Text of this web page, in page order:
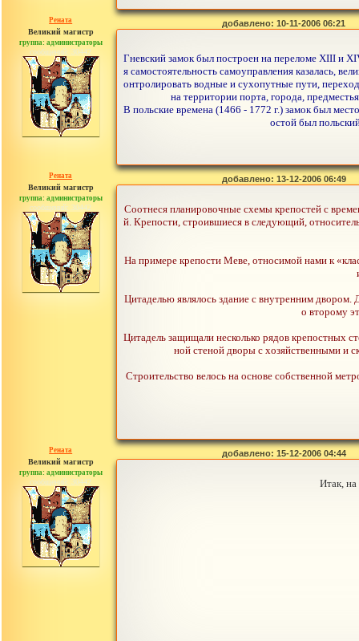
Рената
Великий магистр
группа: администраторы
сообщений: 30442
добавлено: 10-11-2006 06:21
Гневский замок был построен на переломе XIII и
я самостоятельность самоуправления казалась,
онтролировать водные и сухопутные пути,
на территории порта, города,
В польские времена (1466 - 1772 г.) замок был
остой был
Рената
Великий магистр
группа: администраторы
сообщений: 30442
добавлено: 13-12-2006 06:49
Соотнеся планировочные схемы крепостей с
й. Крепости, строившиеся в следующий,
На примере крепости Меве, относимой нами к
Цитаделью являлось здание с внутренним
о второму
Цитадель защищали несколько рядов крепостных
ной стеной дворы с хозяйственными и
Строительство велось на основе собственной
Рената
Великий магистр
группа: администраторы
сообщений: 30442
добавлено: 15-12-2006 04:44
Итак, на